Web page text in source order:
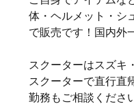
体・ヘルメット・シ
で販売です！国内外
スクーターはスズキ
スクーターで直行直
勤務もご相談くださ